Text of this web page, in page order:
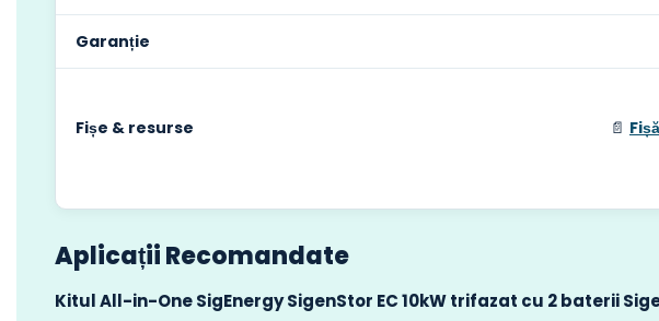
Garanție
Fișe & resurse
📄
Aplicații Recomandate
Kitul All-in-One SigEnergy SigenStor EC 10kW trifazat cu 2 baterii